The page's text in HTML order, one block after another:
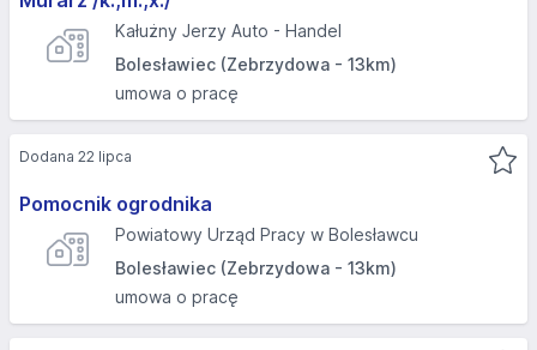
Kałużny Jerzy Auto - Handel
Bolesławiec (Zebrzydowa - 13km)
umowa o pracę
Pomocnik ogrodnika
Powiatowy Urząd Pracy w Bolesławcu
Bolesławiec (Zebrzydowa - 13km)
umowa o pracę
Dodana 22 lipca